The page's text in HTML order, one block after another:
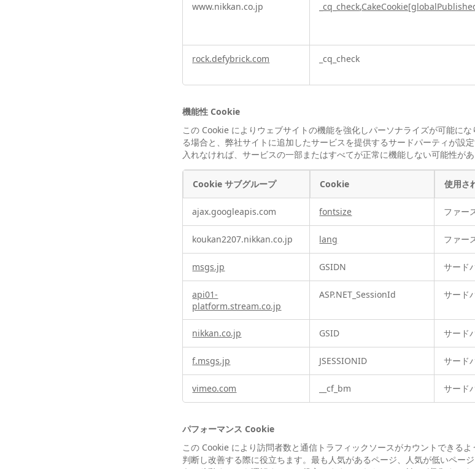
www.nikkan.co.jp _cq_check,
rock.defybrick.com _cq_check
機能性 Cookie
この Cookie によりウェブサイトの機能を強化しパーソナライズが可能に
る場合と、弊社サイトに追加したサービスを提供するサードパーティが設
入れなければ、サービスの一部またはすべてが正常に機能しない可能性があ
Cookie
Cookie サブグループ Cookie 使用さ
ajax.googleapis.com fontsize ファー
koukan2207.nikkan.co.jp lang ファー
msgs.jp GSIDN サード
api01-
platform.stream.co.jp
ASP.NET_SessionId サード
nikkan.co.jp GSID サード
f.msgs.jp JSESSIONID サード
vimeo.com __cf_bm サード
パフォーマンス Cookie
この Cookie により訪問者数と通信トラフィックソースがカウントできる
判断し改善する際に役立ちます。最も人気があるページ、人気が低いペー